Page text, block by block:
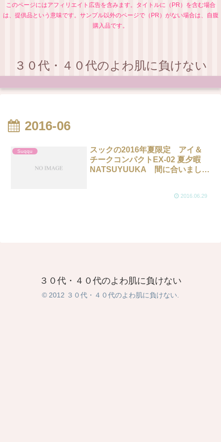
このページにはアフィリエイト広告を含みます。タイトルに（PR）を含む場合
は、提供品という意味です。サンプル以外のページで（PR）がない場合は、自腹
購入品です。
３０代・４０代のよわ肌に負けない
2016-06
Suqqu
スックの2016年夏限定 アイ＆
チークコンパクトEX-02 夏夕暇
NATSUYUUKA 間に合いまし
2016.06.29
３０代・４０代のよわ肌に負けない
© 2012 ３０代・４０代のよわ肌に負けない.